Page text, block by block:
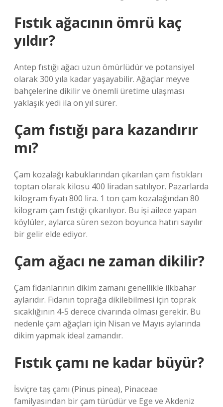
Fıstık ağacının ömrü kaç
yıldır?
Antep fıstığı ağacı uzun ömürlüdür ve potansiyel
olarak 300 yıla kadar yaşayabilir. Ağaçlar meyve
bahçelerine dikilir ve önemli üretime ulaşması
yaklaşık yedi ila on yıl sürer.
Çam fıstığı para kazandırır
mı?
Çam kozalağı kabuklarından çıkarılan çam fıstıkları
toptan olarak kilosu 400 liradan satılıyor. Pazarlarda
kilogram fiyatı 800 lira. 1 ton çam kozalağından 80
kilogram çam fıstığı çıkarılıyor. Bu işi ailece yapan
köylüler, aylarca süren sezon boyunca hatırı sayılır
bir gelir elde ediyor.
Çam ağacı ne zaman dikilir?
Çam fidanlarının dikim zamanı genellikle ilkbahar
aylarıdır. Fidanın toprağa dikilebilmesi için toprak
sıcaklığının 4-5 derece civarında olması gerekir. Bu
nedenle çam ağaçları için Nisan ve Mayıs aylarında
dikim yapmak ideal zamandır.
Fıstık çamı ne kadar büyür?
İsviçre taş çamı (Pinus pinea), Pinaceae
familyasından bir çam türüdür ve Ege ve Akdeniz